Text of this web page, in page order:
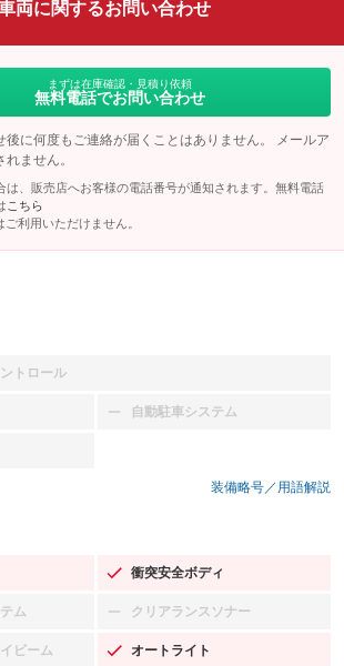
両に関するお問い合わせ
まずは在庫確認・見積り依頼
無料電話でお問い合わせ
後に何度もご連絡が届くことはありません。 メールア
ません。
、販売店へお客様の電話番号が通知されます。無料電話
こちら
利用いただけません。
トロール
自動駐車システム
：装備なし
装備略号／用語解説
衝突安全ボディ
：装備あり
ム クリアランスソナー
：装備なし
ビーム オートライト
：装備あり